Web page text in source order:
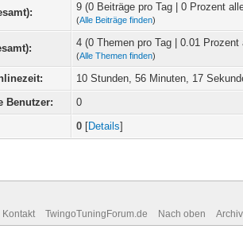
9 (0 Beiträge pro Tag | 0 Prozent
(Alle Beiträge finden)
4 (0 Themen pro Tag | 0.01 Prozent
(Alle Themen finden)
10 Stunden, 56 Minuten, 17
Benutzer:
0
0 [Details]
Kontakt TwingoTuningForum.de Nach oben